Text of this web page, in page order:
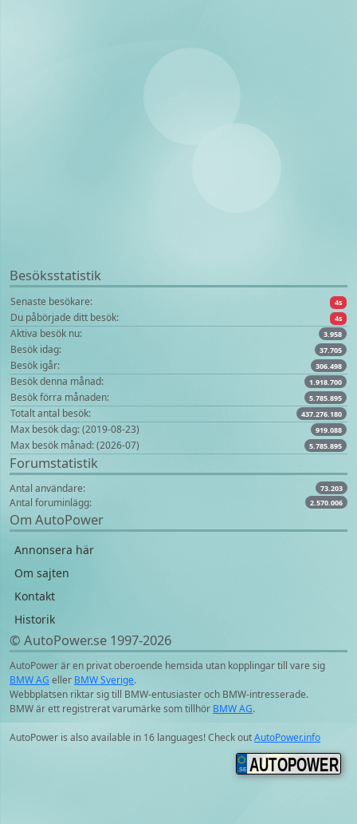
Besöksstatistik
Senaste besökare: 4s
Du påbörjade ditt besök: 4s
Aktiva besök nu: 3.958
Besök idag: 37.705
Besök igår: 306.498
Besök denna månad: 1.918.700
Besök förra månaden: 5.785.895
Totalt antal besök: 437.276.180
Max besök dag: (2019-08-23) 919.088
Max besök månad: (2026-07) 5.785.895
Forumstatistik
Antal användare: 73.203
Antal foruminlägg: 2.570.006
Om AutoPower
Annonsera här
Om sajten
Kontakt
Historik
© AutoPower.se 1997‑2026
AutoPower är en privat oberoende hemsida utan kopplingar till vare sig
BMW AG eller BMW Sverige.
Webbplatsen riktar sig till BMW-entusiaster och BMW-intresserade.
BMW är ett registrerat varumärke som tillhör BMW AG.
AutoPower is also available in 16 languages! Check outAutoPower.info
AUTOPOWER